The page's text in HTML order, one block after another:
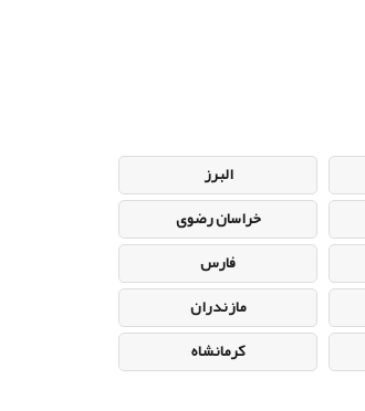
البرز
خراسان رضوی
فارس
مازندران
کرمانشاه